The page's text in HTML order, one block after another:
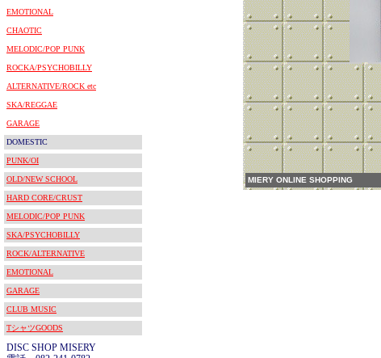
EMOTIONAL
CHAOTIC
MELODIC/POP PUNK
ROCKA/PSYCHOBILLY
ALTERNATIVE/ROCK etc
SKA/REGGAE
GARAGE
DOMESTIC
PUNK/OI
OLD/NEW SCHOOL
HARD CORE/CRUST
MELODIC/POP PUNK
SKA/PSYCHOBILLY
ROCK/ALTERNATIVE
EMOTIONAL
GARAGE
CLUB MUSIC
TシャツGOODS
DISC SHOP MISERY
MIERY ONLINE SHOPPING